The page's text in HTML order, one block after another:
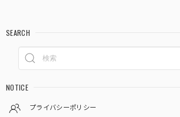
SEARCH
NOTICE
プライバシーポリシー